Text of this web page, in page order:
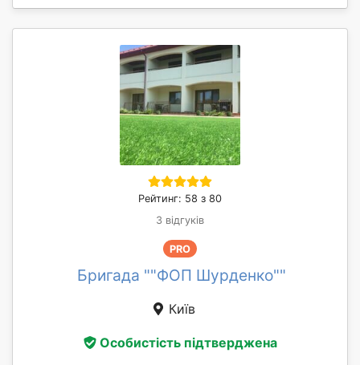
Рейтинг: 58 з 80
3 відгуків
PRO
Бригада ""ФОП Шурденко""
Київ
Особистість підтверджена